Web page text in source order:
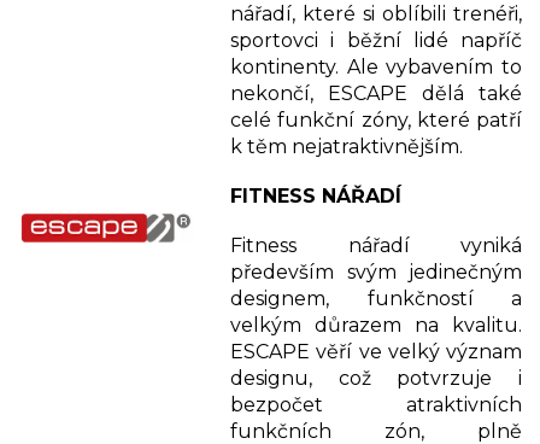
nářadí, které si oblíbili trenéři,
sportovci i běžní lidé napříč
kontinenty. Ale vybavením to
nekončí, ESCAPE dělá také
celé funkční zóny, které patří
k těm nejatraktivnějším.
FITNESS NÁŘADÍ
Fitness nářadí vyniká
především svým jedinečným
designem, funkčností a
velkým důrazem na kvalitu.
ESCAPE věří ve velký význam
designu, což potvrzuje i
bezpočet atraktivních
funkčních zón, plně